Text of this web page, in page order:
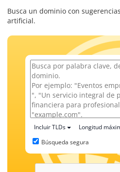
Busca un dominio con
artificial.
Incluir TLDs
Longitud
Búsqueda segura